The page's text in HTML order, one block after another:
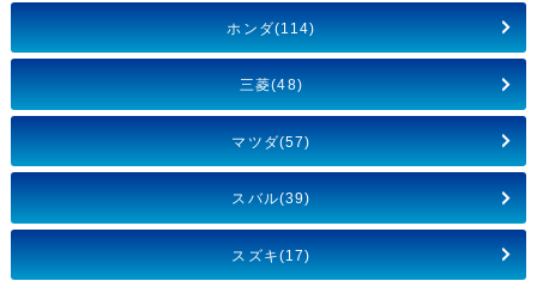
ホンダ(114)
三菱(48)
マツダ(57)
スバル(39)
スズキ(17)